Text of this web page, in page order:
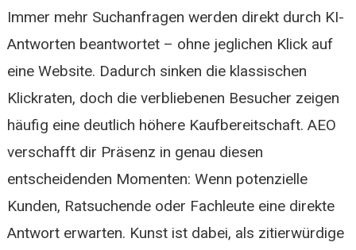
Immer mehr Suchanfragen werden direkt durch KI-
Antworten beantwortet – ohne jeglichen Klick auf
eine Website. Dadurch sinken die klassischen
Klickraten, doch die verbliebenen Besucher zeigen
häufig eine deutlich höhere Kaufbereitschaft. AEO
verschafft dir Präsenz in genau diesen
entscheidenden Momenten: Wenn potenzielle
Kunden, Ratsuchende oder Fachleute eine direkte
Antwort erwarten. Kunst ist dabei, als zitierwürdige